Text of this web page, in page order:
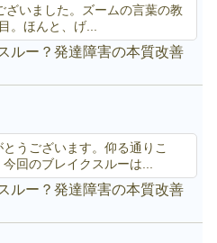
ざいました。ズームの言葉の教
。ほんと、げ...
ルー？発達障害の本質改善
うございます。仰る通りこ
回のブレイクスルーは...
ルー？発達障害の本質改善